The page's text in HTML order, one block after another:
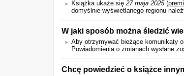
Książka ukaże się 27 maja 2025(
domyślnie wyświetlanego regionu
W jaki sposób można śledzić
Aby otrzymywać bieżące komunikaty
Powiadomienia o zmianach wysłane
Chcę powiedzieć o książce